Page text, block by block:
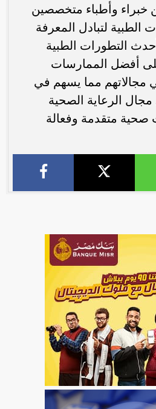
خبراء وأطباء متخصصين
لتبادل المعرفة
التطورات الطبية
على أفضل الممارسات
مجالاتهم مما يسهم في
الرعاية الصحية
متقدمة وفعالة